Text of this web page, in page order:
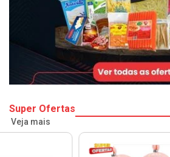
Super Ofertas
Veja mais